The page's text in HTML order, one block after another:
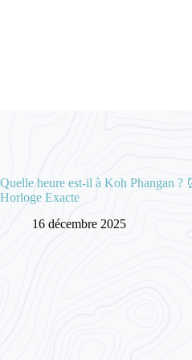
Quelle heure est-il à Koh Phangan ?
Horloge Exacte
16 décembre 2025